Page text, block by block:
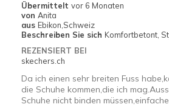
Übermittelt vor 6 Monaten
von Anita
aus Ebikon,Schweiz
Beschreiben Sie sich Komfortbetont,
REZENSIERT BEI
skechers.ch
Da ich einen sehr breiten Fuss
die Schuhe kommen,die ich
Schuhe nicht binden